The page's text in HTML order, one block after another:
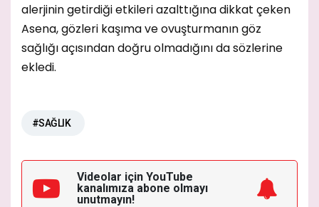
alerjinin getirdiği etkileri azalttığına dikkat çeken
Asena, gözleri kaşıma ve ovuşturmanın göz
sağlığı açısından doğru olmadığını da sözlerine
ekledi.
#SAĞLIK
Videolar için YouTube
kanalımıza abone olmayı
unutmayın!